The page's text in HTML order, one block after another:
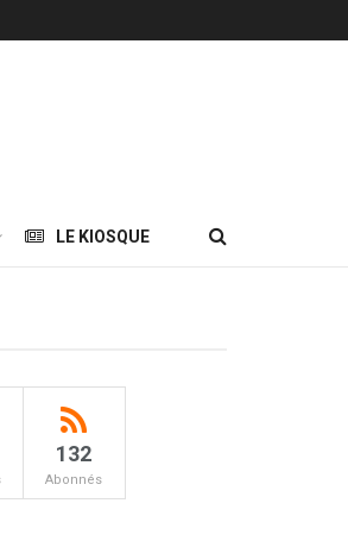
LE KIOSQUE
132
Abonnés